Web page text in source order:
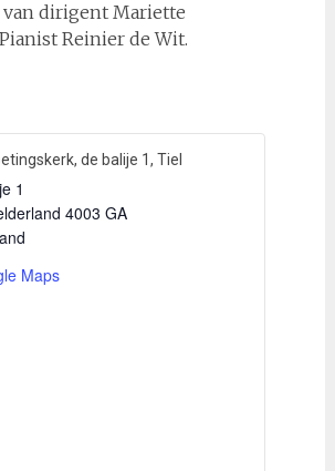
dirigent Mariette
Reinier de Wit.
de balije 1, Tiel
1
4003 GA
Maps